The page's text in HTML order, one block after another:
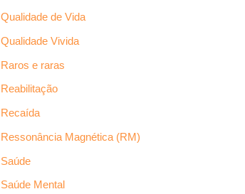
Qualidade de Vida
Qualidade Vivida
Raros e raras
Reabilitação
Recaída
Ressonância Magnética (RM)
Saúde
Saúde Mental